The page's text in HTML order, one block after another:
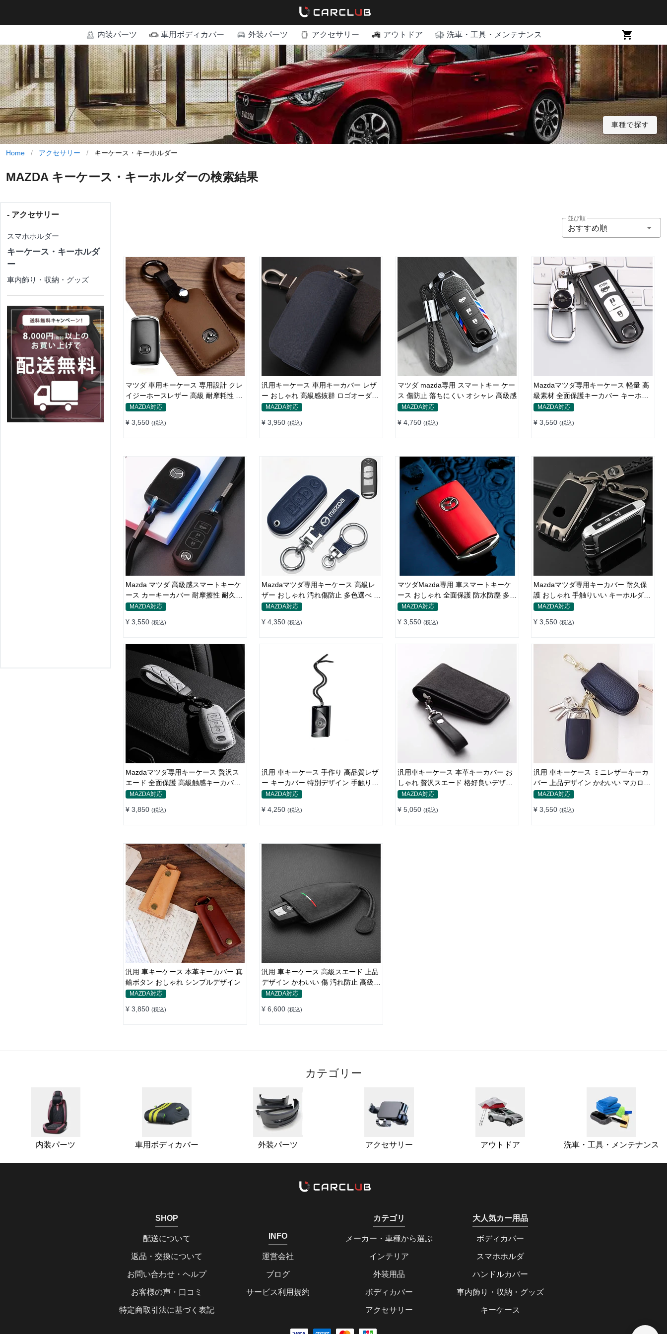
内装パーツ 車用ボディカバー 外装パーツ アクセサリー アウトドア 洗車・工具・メンテナンス
車種で探す
Home / アクセサリー / キーケース・キーホルダー
MAZDA キーケース・キーホルダーの検索結果
- アクセサリー
スマホホルダー
キーケース・キーホルダ
ー
車内飾り・収納・グッズ
並び順
おすすめ順
マツダ 車用キーケース 専用設計 クレ
イジーホースレザー 高級 耐摩耗性 オ
シャレ
MAZDA対応
¥ 3,550 (税込)
汎用キーケース 車用キーカバー レザ
ー おしゃれ 高級感抜群 ロゴオーダー
メイド
MAZDA対応
¥ 3,950 (税込)
マツダ mazda専用 スマートキー ケー
ス 傷防止 落ちにくい オシャレ 高級感
MAZDA対応
¥ 4,750 (税込)
Mazdaマツダ専用キーケース 軽量 高
級素材 全面保護キーカバー キーホル
ダー
MAZDA対応
¥ 3,550 (税込)
Mazda マツダ 高級感スマートキーケ
ース カーキーカバー 耐摩擦性 耐久性
全面保護
MAZDA対応
¥ 3,550 (税込)
Mazdaマツダ専用キーケース 高級レ
ザー おしゃれ 汚れ傷防止 多色選べ キ
ーカバー キーホルダー
MAZDA対応
¥ 4,350 (税込)
マツダMazda専用 車スマートキーケ
ース おしゃれ 全面保護 防水防塵 多色
カバー
MAZDA対応
¥ 3,550 (税込)
Mazdaマツダ専用キーカバー 耐久保
護 おしゃれ 手触りいい キーホルダー
キーケース
MAZDA対応
¥ 3,550 (税込)
Mazdaマツダ専用キーケース 贅沢ス
エード 全面保護 高級触感キーカバー
キーホルダー
MAZDA対応
¥ 3,850 (税込)
汎用 車キーケース 手作り 高品質レザ
ー キーカバー 特別デザイン 手触りい
いMAZDA対応
¥ 4,250 (税込)
汎用車キーケース 本革キーカバー お
しゃれ 贅沢スエード 格好良いデザイ
ンMAZDA対応
¥ 5,050 (税込)
汎用 車キーケース ミニレザーキーカ
バー 上品デザイン かわいい マカロン
色MAZDA対応
¥ 3,550 (税込)
汎用 車キーケース 本革キーカバー 真
鍮ボタン おしゃれ シンプルデザイン
MAZDA対応
¥ 3,850 (税込)
汎用 車キーケース 高級スエード 上品
デザイン かわいい 傷 汚れ防止 高級
オシャレ キーホルダー
MAZDA対応
¥ 6,600 (税込)
カテゴリー
内装パーツ 車用ボディカバー 外装パーツ アクセサリー アウトドア 洗車・工具・メンテナンス
SHOP
配送について
返品・交換について
お問い合わせ・ヘルプ
お客様の声・口コミ
特定商取引法に基づく表記
INFO
運営会社
ブログ
サービス利用規約
カテゴリ
メーカー・車種から選ぶ
インテリア
外装用品
ボディカバー
アクセサリー
大人気カー用品
ボディカバー
スマホホルダ
ハンドルカバー
車内飾り・収納・グッズ
キーケース